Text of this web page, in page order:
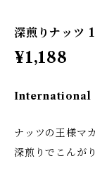
深煎りナッツ
¥1,188
International
ナッツの王様マ
深煎りでこんが